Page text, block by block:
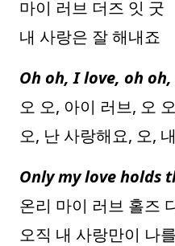
마이 러브 더즈 잇 굿
내 사랑은 잘 해내죠
Oh oh, I love, oh
오 오, 아이 러브, 오
오, 난 사랑해요, 오,
Only my love holds
온리 마이 러브 홀즈
오직 내 사랑만이 나